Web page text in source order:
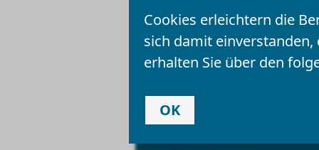
Cookies erleichtern die
sich damit
erhalten Sie über den
OK
Vorlesen
Team und Kontakt
Aufgaben